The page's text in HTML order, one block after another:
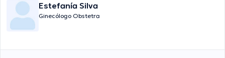
Estefanía Silva
Ginecólogo Obstetra